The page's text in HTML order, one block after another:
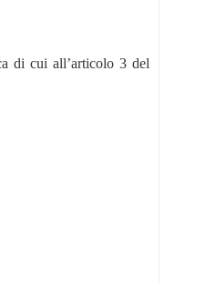
di cui all’articolo 3 del